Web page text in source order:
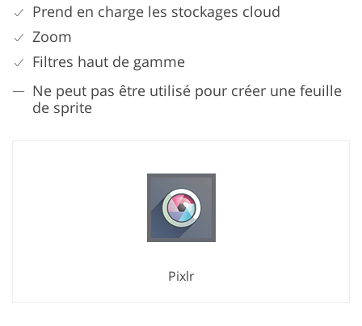
Prend en charge les stockages cloud
Zoom
Filtres haut de gamme
Ne peut pas être utilisé pour créer une feuille
de sprite
Pixlr